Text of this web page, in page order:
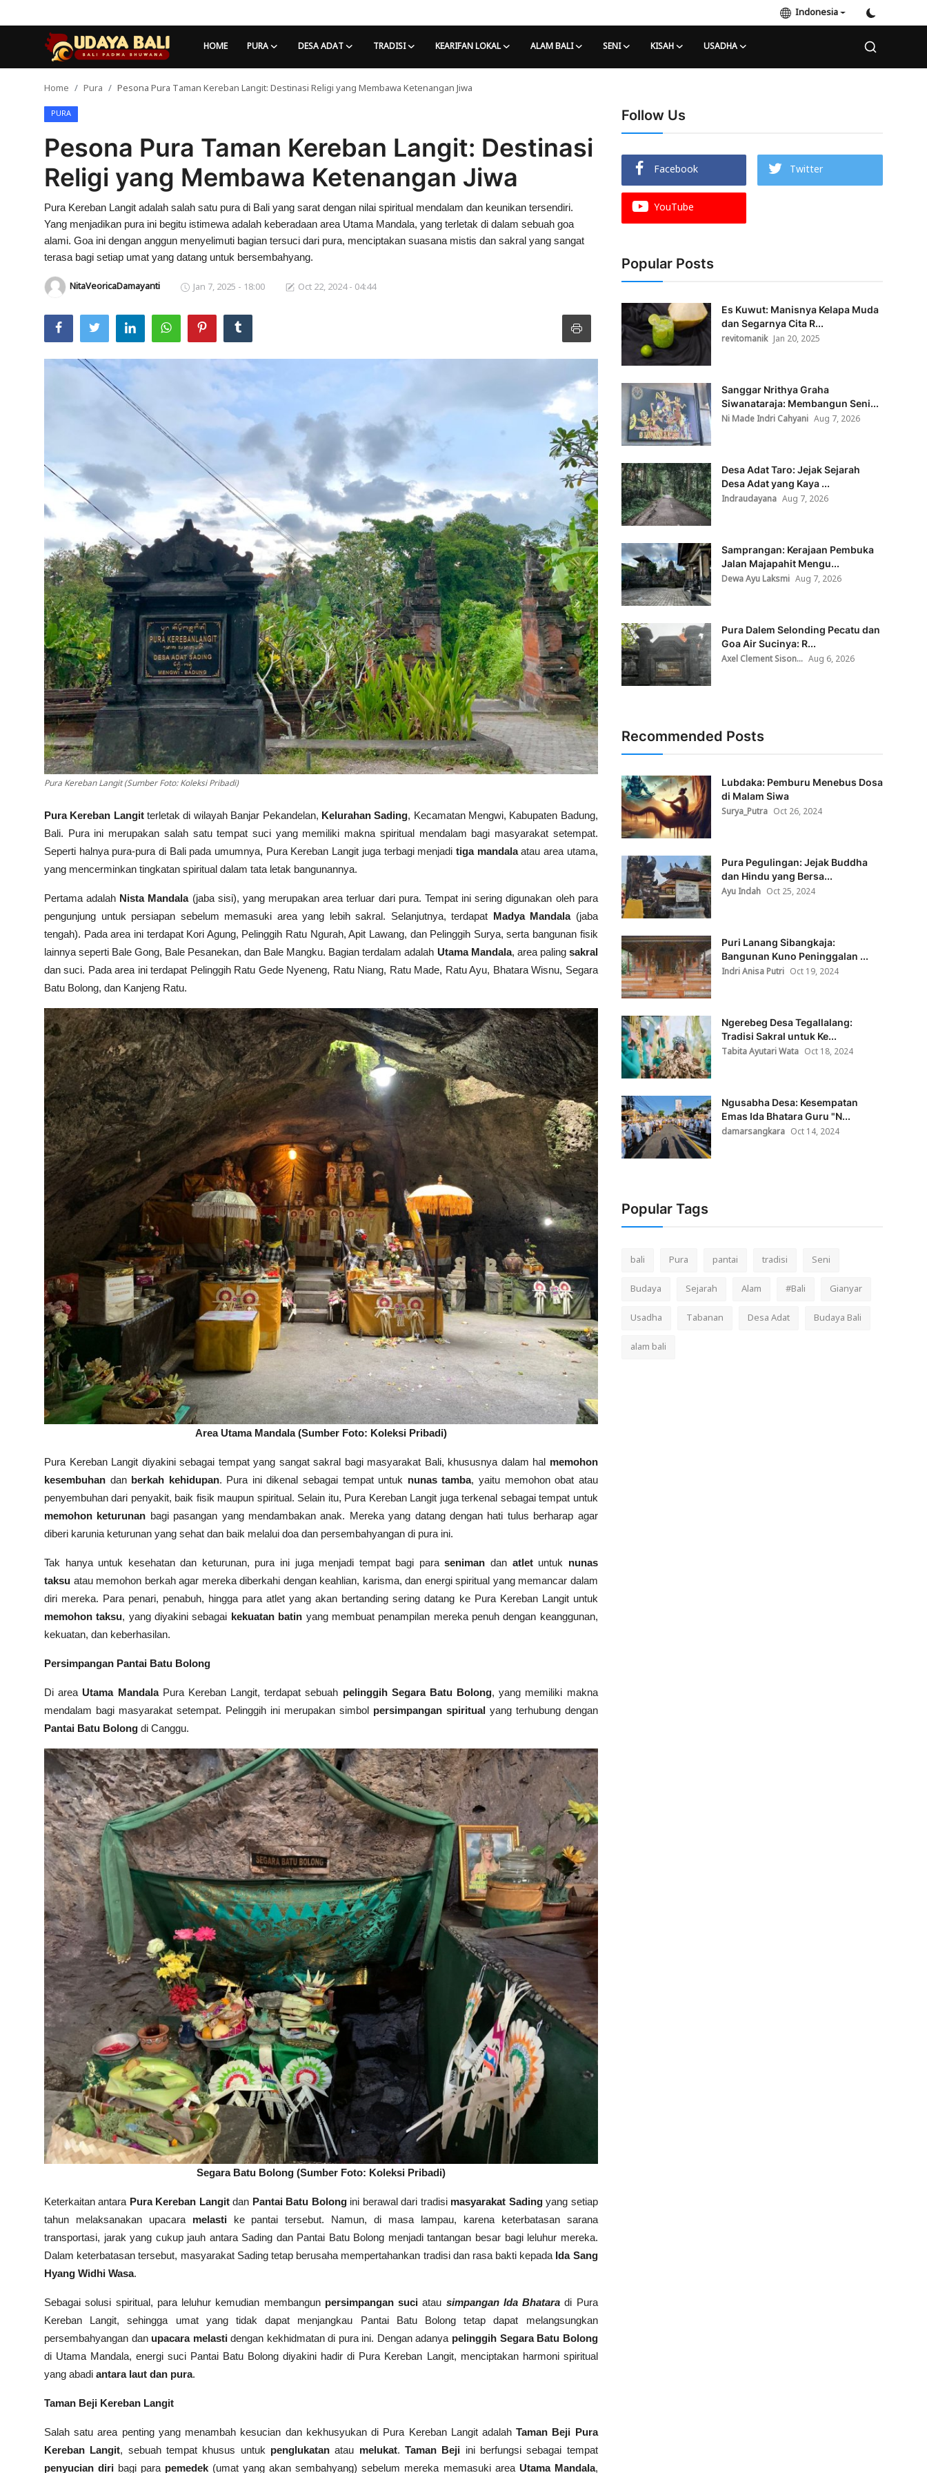
Indonesia
HOME PURA DESA ADAT TRADISI KEARIFAN LOKAL ALAM BALI SENI KISAH USADHA
Desa Adat
Kearifan lokal
Alam Bali
Indonesia
Home Pura Pesona Pura Taman Kereban Langit: Destinasi Religi yang Membawa Ketenangan Jiwa
PURA
Pesona Pura Taman Kereban Langit: Destinasi
Religi yang Membawa Ketenangan Jiwa
Pura Kereban Langit adalah salah satu pura di Bali yang sarat dengan nilai spiritual mendalam dan keunikan tersendiri.
Yang menjadikan pura ini begitu istimewa adalah keberadaan area Utama Mandala, yang terletak di dalam sebuah goa
alami. Goa ini dengan anggun menyelimuti bagian tersuci dari pura, menciptakan suasana mistis dan sakral yang sangat
terasa bagi setiap umat yang datang untuk bersembahyang.
NitaVeoricaDamayanti Jan 7, 2025 - 18:00 Oct 22, 2024 - 04:44
Pura Kereban Langit (Sumber Foto: Koleksi Pribadi)
Pura Kereban Langitterletak di wilayah Banjar Pekandelan, Kelurahan Sading, Kecamatan Mengwi, Kabupaten Badung,
Bali. Pura ini merupakan salah satu tempat suci yang memiliki makna spiritual mendalam bagi masyarakat setempat.
Seperti halnya pura-pura di Bali pada umumnya, Pura Kereban Langit juga terbagi menjadi tiga mandalaatau area utama,
yang mencerminkan tingkatan spiritual dalam tata letak bangunannya.
Pertama adalah Nista Mandala(jaba sisi), yang merupakan area terluar dari pura. Tempat ini sering digunakan oleh para
pengunjung untuk persiapan sebelum memasuki area yang lebih sakral. Selanjutnya, terdapat
Madya Mandala(jaba
tengah). Pada area ini terdapat Kori Agung, Pelinggih Ratu Ngurah, Apit Lawang, dan Pelinggih Surya, serta bangunan fisik
lainnya seperti Bale Gong, Bale Pesanekan, dan Bale Mangku. Bagian terdalam adalah Utama Mandala, area paling sakral
dan suci. Pada area ini terdapat Pelinggih Ratu Gede Nyeneng, Ratu Niang, Ratu Made, Ratu Ayu, Bhatara Wisnu, Segara
Batu Bolong, dan Kanjeng Ratu.
Area Utama Mandala (Sumber Foto: Koleksi Pribadi)
Pura Kereban Langit diyakini sebagai tempat yang sangat sakral bagi masyarakat Bali, khususnya dalam hal memohon
kesembuhan dan berkah kehidupan. Pura ini dikenal sebagai tempat untuk nunas tamba, yaitu memohon obat atau
penyembuhan dari penyakit, baik fisik maupun spiritual. Selain itu, Pura Kereban Langit juga terkenal sebagai tempat untuk
memohon keturunan bagi pasangan yang mendambakan anak. Mereka yang datang dengan hati tulus berharap agar
diberi karunia keturunan yang sehat dan baik melalui doa dan persembahyangan di pura ini.
Tak hanya untuk kesehatan dan keturunan, pura ini juga menjadi tempat bagi paraseniman dan atletuntuk nunas
taksu atau memohon berkah agar mereka diberkahi dengan keahlian, karisma, dan energi spiritual yang memancar dalam
diri mereka. Para penari, penabuh, hingga para atlet yang akan bertanding sering datang ke Pura Kereban Langit untuk
memohon taksu, yang diyakini sebagai kekuatan batin yang membuat penampilan mereka penuh dengan keanggunan,
kekuatan, dan keberhasilan.
Persimpangan Pantai Batu Bolong
Di area Utama MandalaPura Kereban Langit, terdapat sebuah pelinggih Segara Batu Bolong, yang memiliki makna
mendalam bagi masyarakat setempat. Pelinggih ini merupakan simbol persimpangan spiritualyang terhubung dengan
Pantai Batu Bolong di Canggu.
Segara Batu Bolong (Sumber Foto: Koleksi Pribadi)
Keterkaitan antara Pura Kereban Langitdan Pantai Batu Bolongini berawal dari tradisi masyarakat Sadingyang setiap
tahun melaksanakan upacara melastike pantai tersebut. Namun, di masa lampau, karena keterbatasan sarana
transportasi, jarak yang cukup jauh antara Sading dan Pantai Batu Bolong menjadi tantangan besar bagi leluhur mereka.
Dalam keterbatasan tersebut, masyarakat Sading tetap berusaha mempertahankan tradisi dan rasa bakti kepada Ida Sang
Hyang Widhi Wasa.
Sebagai solusi spiritual, para leluhur kemudian membangun persimpangan suci atau simpangan Ida Bhatara di Pura
Kereban Langit, sehingga umat yang tidak dapat menjangkau Pantai Batu Bolong tetap dapat melangsungkan
persembahyangan dan upacara melastidengan kekhidmatan di pura ini. Dengan adanya pelinggih Segara Batu Bolong
di Utama Mandala, energi suci Pantai Batu Bolong diyakini hadir di Pura Kereban Langit, menciptakan harmoni spiritual
yang abadi antara laut dan pura.
Taman Beji Kereban Langit
Salah satu area penting yang menambah kesucian dan kekhusyukan di Pura Kereban Langit adalahTaman Beji Pura
Kereban Langit, sebuah tempat khusus untuk penglukatan atau melukat.Taman Beji ini berfungsi sebagai tempat
penyucian diri bagi para pemedek (umat yang akan sembahyang) sebelum mereka memasuki area Utama Mandala,
Follow Us
Facebook
Twitter
YouTube
Popular Posts
Es Kuwut: Manisnya Kelapa Muda
dan Segarnya Cita R...
revitomanik Jan 20, 2025
Sanggar Nrithya Graha
Siwanataraja: Membangun Seni...
Ni Made Indri Cahyani Aug 7, 2026
Desa Adat Taro: Jejak Sejarah
Desa Adat yang Kaya ...
Indraudayana Aug 7, 2026
Samprangan: Kerajaan Pembuka
Jalan Majapahit Mengu...
Dewa Ayu Laksmi Aug 7, 2026
Pura Dalem Selonding Pecatu dan
Goa Air Sucinya: R...
Axel Clement Sison... Aug 6, 2026
Recommended Posts
Lubdaka: Pemburu Menebus Dosa
di Malam Siwa
Surya_Putra Oct 26, 2024
Pura Pegulingan: Jejak Buddha
dan Hindu yang Bersa...
Ayu Indah Oct 25, 2024
Puri Lanang Sibangkaja:
Bangunan Kuno Peninggalan ...
Indri Anisa Putri Oct 19, 2024
Ngerebeg Desa Tegallalang:
Tradisi Sakral untuk Ke...
Tabita Ayutari Wata Oct 18, 2024
Ngusabha Desa: Kesempatan
Emas Ida Bhatara Guru "N...
damarsangkara Oct 14, 2024
Popular Tags
bali Pura pantai tradisi
Seni
Budaya
Sejarah Alam #Bali
Gianyar
Usadha
Tabanan Desa Adat
Budaya Bali
alam bali